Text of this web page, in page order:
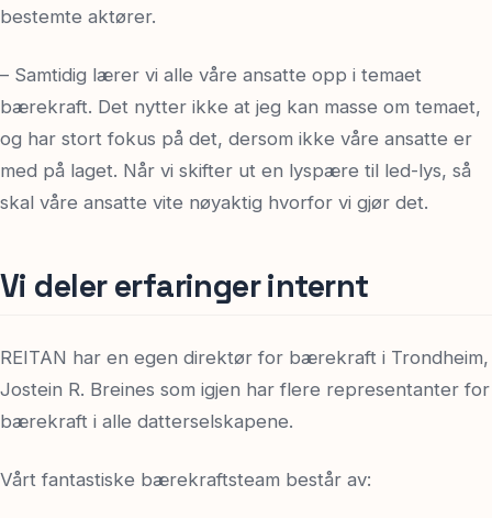
bestemte aktører.
– Samtidig lærer vi alle våre ansatte opp i temaet
bærekraft. Det nytter ikke at jeg kan masse om temaet,
og har stort fokus på det, dersom ikke våre ansatte er
med på laget. Når vi skifter ut en lyspære til led-lys, så
skal våre ansatte vite nøyaktig hvorfor vi gjør det.
Vi deler erfaringer internt
REITAN har en egen direktør for bærekraft i Trondheim,
Jostein R. Breines som igjen har flere representanter for
bærekraft i alle datterselskapene.
Vårt fantastiske bærekraftsteam består av: